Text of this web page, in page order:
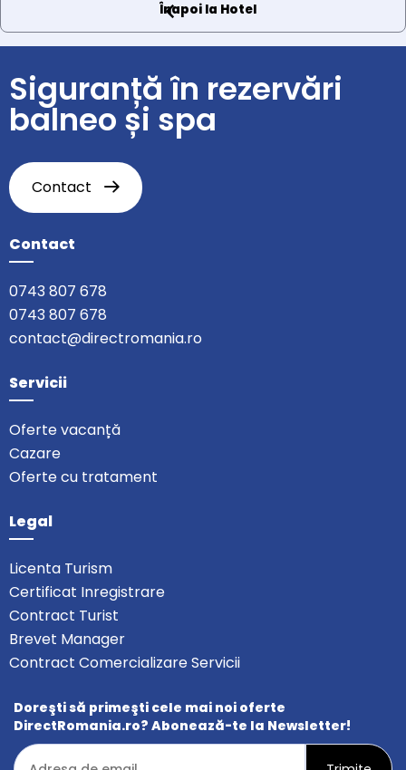
Înapoi la Hotel
Siguranță în rezervări
balneo și spa
Contact
Contact
0743 807 678
0743 807 678
contact@directromania.ro
Servicii
Oferte vacanță
Cazare
Oferte cu tratament
Legal
Licenta Turism
Certificat Inregistrare
Contract Turist
Brevet Manager
Contract Comercializare Servicii
Doreşti să primeşti cele mai noi oferte
DirectRomania.ro? Abonează-te la Newsletter!